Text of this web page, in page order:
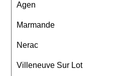
Agen
Marmande
Nerac
Villeneuve Sur Lot